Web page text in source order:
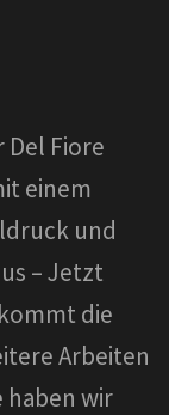
Fiore
einem
und
– Jetzt
die
Arbeiten
haben wir